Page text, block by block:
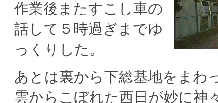
作業後またすこし車の
話して５時過ぎまでゆ
っくりした。
あとは裏から下総基地をまわ
雲からこぼれた西日が妙に神